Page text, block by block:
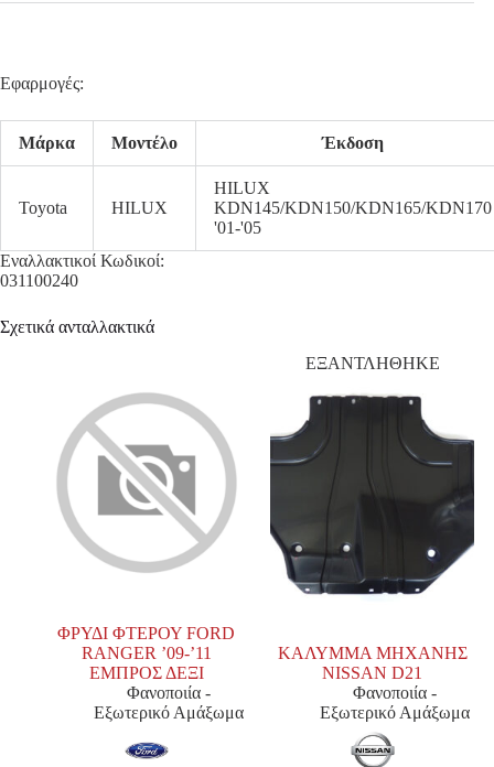
Εφαρμογές:
Μάρκα Μοντέλο Έκδοση
Toyota HILUX
HILUX
KDN145/KDN150/KDN165/KDN170
'01-'05
Εναλλακτικοί Κωδικοί:
031100240
Σχετικά ανταλλακτικά
ΦΡΥΔΙ ΦΤΕΡΟΥ FORD
RANGER ’09-’11
ΕΜΠΡΟΣ ΔΕΞΙ
Φανοποιία -
Εξωτερικό Αμάξωμα
ΕΞΑΝΤΛΗΘΗΚΕ
ΚΑΛΥΜΜΑ ΜΗΧΑΝΗΣ
NISSAN D21
Φανοποιία -
Εξωτερικό Αμάξωμα